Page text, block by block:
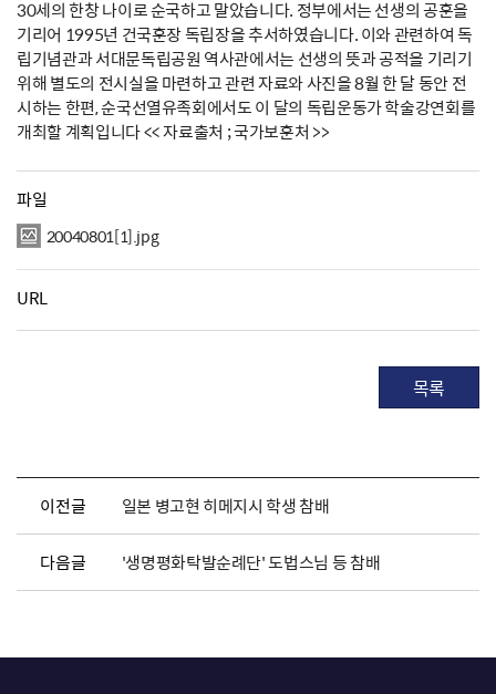
30세의 한창 나이로 순국하고 말았습니다. 정부에서는 선생의 공훈을
기리어 1995년 건국훈장 독립장을 추서하였습니다. 이와 관련하여 독
립기념관과 서대문독립공원 역사관에서는 선생의 뜻과 공적을 기리기
위해 별도의 전시실을 마련하고 관련 자료와 사진을 8월 한 달 동안 전
시하는 한편, 순국선열유족회에서도 이 달의 독립운동가 학술강연회를
개최할 계획입니다 << 자료출처 ; 국가보훈처 >>
파일
20040801[1].jpg
URL
목록
이전글 일본 병고현 히메지시 학생 참배
다음글 '생명평화탁발순례단' 도법스님 등 참배